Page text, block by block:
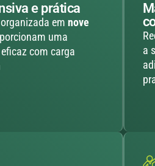
e prática
emnove
uma
com carga
a